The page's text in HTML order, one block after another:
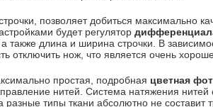
позволяет добиться максимально
будет регулятор
также длина и ширина строчки. В
отключить нож, что является очень
простая, подробная цветная
нитей. Система натяжения нитей
разные типы ткани абсолютно не составит